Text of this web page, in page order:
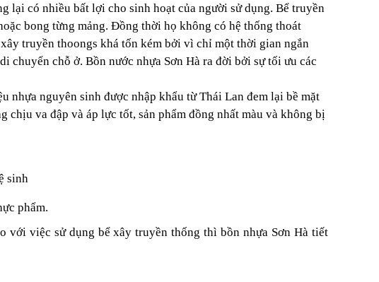
lại có nhiều bất lợi cho sinh hoạt của người sử dụng. Bể truyền
bong từng mảng. Đồng thời họ không có hệ thống thoát
truyền thoongs khá tốn kém bởi vì chỉ một thời gian ngắn
chuyển chỗ ở. Bồn nước nhựa Sơn Hà ra đời bởi sự tối ưu các
nhựa nguyên sinh được nhập khẩu từ Thái Lan đem lại bề mặt
chịu va đập và áp lực tốt, sản phẩm đồng nhất màu và không bị
sinh
phẩm.
với việc sử dụng bể xây truyền thống thì bồn nhựa Sơn Hà tiết